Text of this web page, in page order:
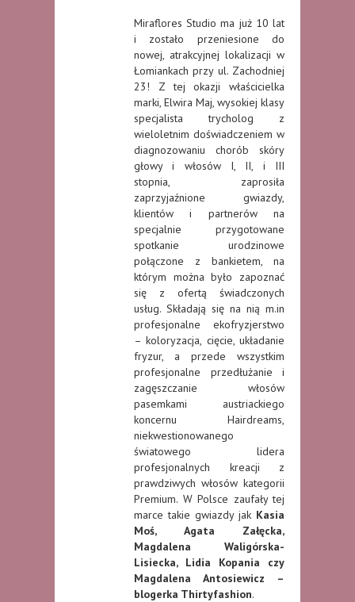
Miraflores Studio ma już 10 lat
i zostało przeniesione do
nowej, atrakcyjnej lokalizacji w
Łomiankach przy ul. Zachodniej
23! Z tej okazji właścicielka
marki, Elwira Maj, wysokiej klasy
specjalista trycholog z
wieloletnim doświadczeniem w
diagnozowaniu chorób skóry
głowy i włosów I, II, i III
stopnia, zaprosiła
zaprzyjaźnione gwiazdy,
klientów i partnerów na
specjalnie przygotowane
spotkanie urodzinowe
połączone z bankietem, na
którym można było zapoznać
się z ofertą świadczonych
usług. Składają się na nią m.in
profesjonalne ekofryzjerstwo
– koloryzacja, cięcie, układanie
fryzur, a przede wszystkim
profesjonalne przedłużanie i
zagęszczanie włosów
pasemkami austriackiego
koncernu Hairdreams,
niekwestionowanego
światowego lidera
profesjonalnych kreacji z
prawdziwych włosów kategorii
Premium. W Polsce zaufały tej
marce takie gwiazdy jak Kasia
Moś, Agata Załęcka,
Magdalena Waligórska-
Lisiecka, Lidia Kopania czy
Magdalena Antosiewicz –
blogerka Thirtyfashion.